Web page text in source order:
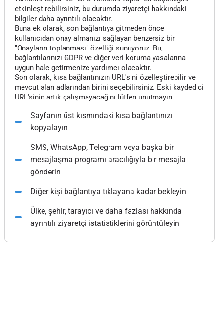
etkinleştirebilirsiniz, bu durumda ziyaretçi hakkındaki
bilgiler daha ayrıntılı olacaktır.
Buna ek olarak, son bağlantıya gitmeden önce
kullanıcıdan onay almanızı sağlayan benzersiz bir
"Onayların toplanması" özelliği sunuyoruz. Bu,
bağlantılarınızı GDPR ve diğer veri koruma yasalarına
uygun hale getirmenize yardımcı olacaktır.
Son olarak, kısa bağlantınızın URL'sini özelleştirebilir ve
mevcut alan adlarından birini seçebilirsiniz. Eski kaydedici
URL'sinin artık çalışmayacağını lütfen unutmayın.
Sayfanın üst kısmındaki kısa bağlantınızı
kopyalayın
SMS, WhatsApp, Telegram veya başka bir
mesajlaşma programı aracılığıyla bir mesajla
gönderin
Diğer kişi bağlantıya tıklayana kadar bekleyin
Ülke, şehir, tarayıcı ve daha fazlası hakkında
ayrıntılı ziyaretçi istatistiklerini görüntüleyin